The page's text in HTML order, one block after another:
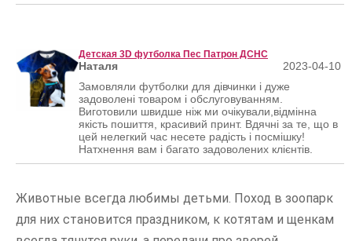
Детская 3D футболка Пес Патрон ДСНС
Наталя
2023-04-10
Замовляли футболки для дівчинки і дуже
задоволені товаром і обслуговуванням.
Виготовили швидше ніж ми очікували,відмінна
якість пошиття, красивий принт. Вдячні за те, що в
цей нелегкий час несете радість і посмішку!
Натхнення вам і багато задоволених клієнтів.
Животные всегда любимы детьми. Поход в зоопарк
для них становится праздником, к котятам и щенкам